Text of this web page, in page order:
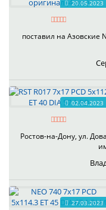
20.05.2023
поставил на Азовские
02.04.2023
Ростов-на-Дону, ул.
27.03.2023